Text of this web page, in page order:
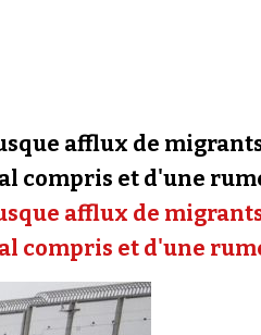
afflux de
compris et d'une
afflux de
compris et d'une